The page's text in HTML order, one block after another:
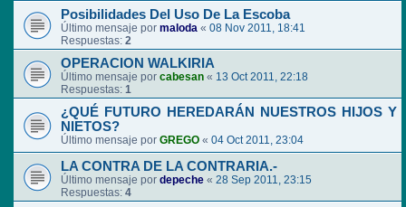
Posibilidades Del Uso De La Escoba
Último mensaje por maloda « 08 Nov 2011, 18:41
Respuestas: 2
OPERACION WALKIRIA
Último mensaje por cabesan « 13 Oct 2011, 22:18
Respuestas: 1
¿QUÉ FUTURO HEREDARÁN NUESTROS HIJOS Y
NIETOS?
Último mensaje por GREGO « 04 Oct 2011, 23:04
LA CONTRA DE LA CONTRARIA.-
Último mensaje por depeche « 28 Sep 2011, 23:15
Respuestas: 4